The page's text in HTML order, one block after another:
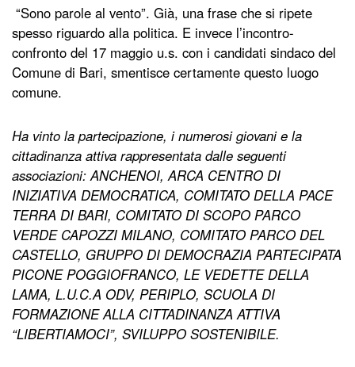
“Sono parole al vento”. Già, una frase che si ripete
spesso riguardo alla politica. E invece l’incontro-
confronto del 17 maggio u.s. con i candidati sindaco del
Comune di Bari, smentisce certamente questo luogo
comune.
Ha vinto la partecipazione, i numerosi giovani e la
cittadinanza attiva rappresentata dalle seguenti
associazioni: ANCHENOI, ARCA CENTRO DI
INIZIATIVA DEMOCRATICA, COMITATO DELLA PACE
TERRA DI BARI, COMITATO DI SCOPO PARCO
VERDE CAPOZZI MILANO, COMITATO PARCO DEL
CASTELLO, GRUPPO DI DEMOCRAZIA PARTECIPATA
PICONE POGGIOFRANCO, LE VEDETTE DELLA
LAMA, L.U.C.A ODV, PERIPLO, SCUOLA DI
FORMAZIONE ALLA CITTADINANZA ATTIVA
“LIBERTIAMOCI”, SVILUPPO SOSTENIBILE.